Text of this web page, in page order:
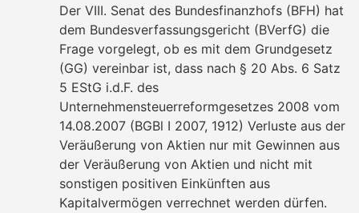
Der VIII. Senat des Bundesfinanzhofs (BFH) hat
dem Bundesverfassungsgericht (BVerfG) die
Frage vorgelegt, ob es mit dem Grundgesetz
(GG) vereinbar ist, dass nach § 20 Abs. 6 Satz
5 EStG i.d.F. des
Unternehmensteuerreformgesetzes 2008 vom
14.08.2007 (BGBl I 2007, 1912) Verluste aus der
Veräußerung von Aktien nur mit Gewinnen aus
der Veräußerung von Aktien und nicht mit
sonstigen positiven Einkünften aus
Kapitalvermögen verrechnet werden dürfen.